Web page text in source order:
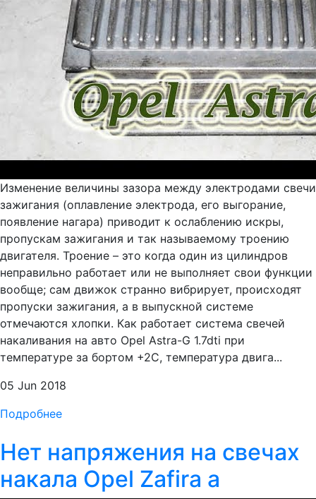
Изменение величины зазора между электродами свечи
зажигания (оплавление электрода, его выгорание,
появление нагара) приводит к ослаблению искры,
пропускам зажигания и так называемому троению
двигателя. Троение – это когда один из цилиндров
неправильно работает или не выполняет свои функции
вообще; сам движок странно вибрирует, происходят
пропуски зажигания, а в выпускной системе
отмечаются хлопки. Как работает система свечей
накаливания на авто Opel Astra-G 1.7dti при
температуре за бортом +2С, температура двига...
05 Jun 2018
Подробнее
Нет напряжения на свечах
накала Opel Zafira a